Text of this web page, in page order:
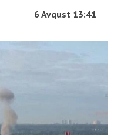
6 Avqust 13:41